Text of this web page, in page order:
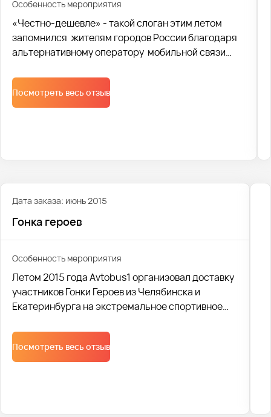
Особенность мероприятия
«Честно-дешевле» - такой слоган этим летом
запомнился жителям городов России благодаря
альтернативному оператору мобильной связи
масштабном празднике, организованном
компанией. Транспортной компанией Avtobus1
была осуществлена доставка участников и
Посмотреть весь отзыв
Дата заказа: июнь 2015
Гонка героев
Особенность мероприятия
Летом 2015 года Avtobus1 организовал доставку
участников Гонки Героев из Челябинска и
Екатеринбурга на экстремальное спортивное
доставлено 15 000 человек на 120 автобусах.
Посмотреть весь отзыв